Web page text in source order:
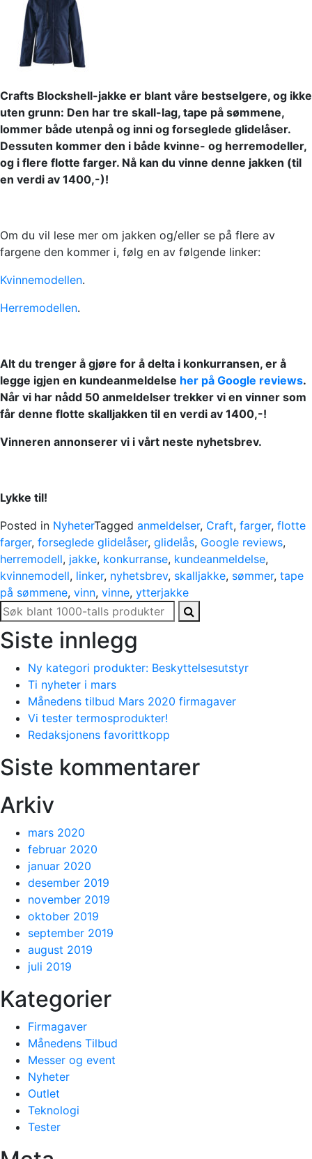
Crafts Blockshell-jakke er blant våre bestselgere, og ikke
uten grunn: Den har tre skall-lag, tape på sømmene,
lommer både utenpå og inni og forseglede glidelåser.
Dessuten kommer den i både kvinne- og herremodeller,
og i flere flotte farger. Nå kan du vinne denne jakken (til
en verdi av 1400,-)!
Om du vil lese mer om jakken og/eller se på flere av
fargene den kommer i, følg en av følgende linker:
Kvinnemodellen.
Herremodellen.
Alt du trenger å gjøre for å delta i konkurransen, er å
legge igjen en kundeanmeldelse her på Google reviews.
Når vi har nådd 50 anmeldelser trekker vi en vinner som
får denne flotte skalljakken til en verdi av 1400,-!
Vinneren annonserer vi i vårt neste nyhetsbrev.
Lykke til!
Posted in NyheterTagged anmeldelser, Craft, farger, flotte
farger, forseglede glidelåser, glidelås, Google reviews,
herremodell, jakke, konkurranse, kundeanmeldelse,
kvinnemodell, linker, nyhetsbrev, skalljakke, sømmer, tape
på sømmene, vinn, vinne, ytterjakke
Siste innlegg
Ny kategori produkter: Beskyttelsesutstyr
Ti nyheter i mars
Månedens tilbud Mars 2020 firmagaver
Vi tester termosprodukter!
Redaksjonens favorittkopp
Siste kommentarer
Arkiv
mars 2020
februar 2020
januar 2020
desember 2019
november 2019
oktober 2019
september 2019
august 2019
juli 2019
Kategorier
Firmagaver
Månedens Tilbud
Messer og event
Nyheter
Outlet
Teknologi
Tester